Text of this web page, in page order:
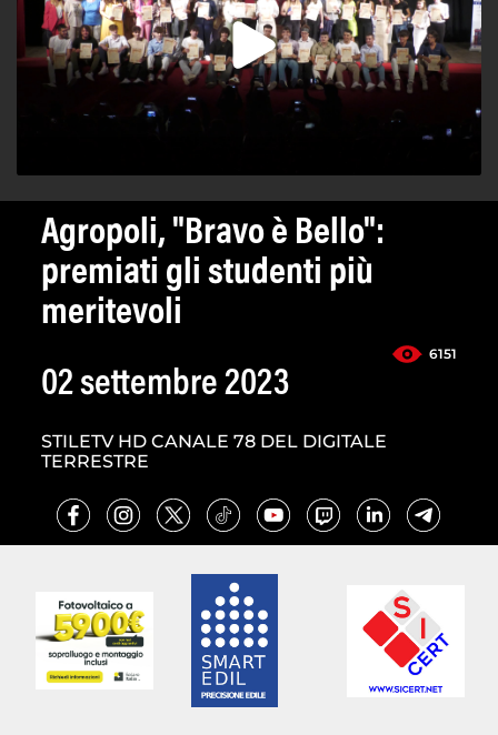
Agropoli, "Bravo è Bello":
premiati gli studenti più
meritevoli
6151
02 settembre 2023
STILETV HD CANALE 78 DEL DIGITALE
TERRESTRE